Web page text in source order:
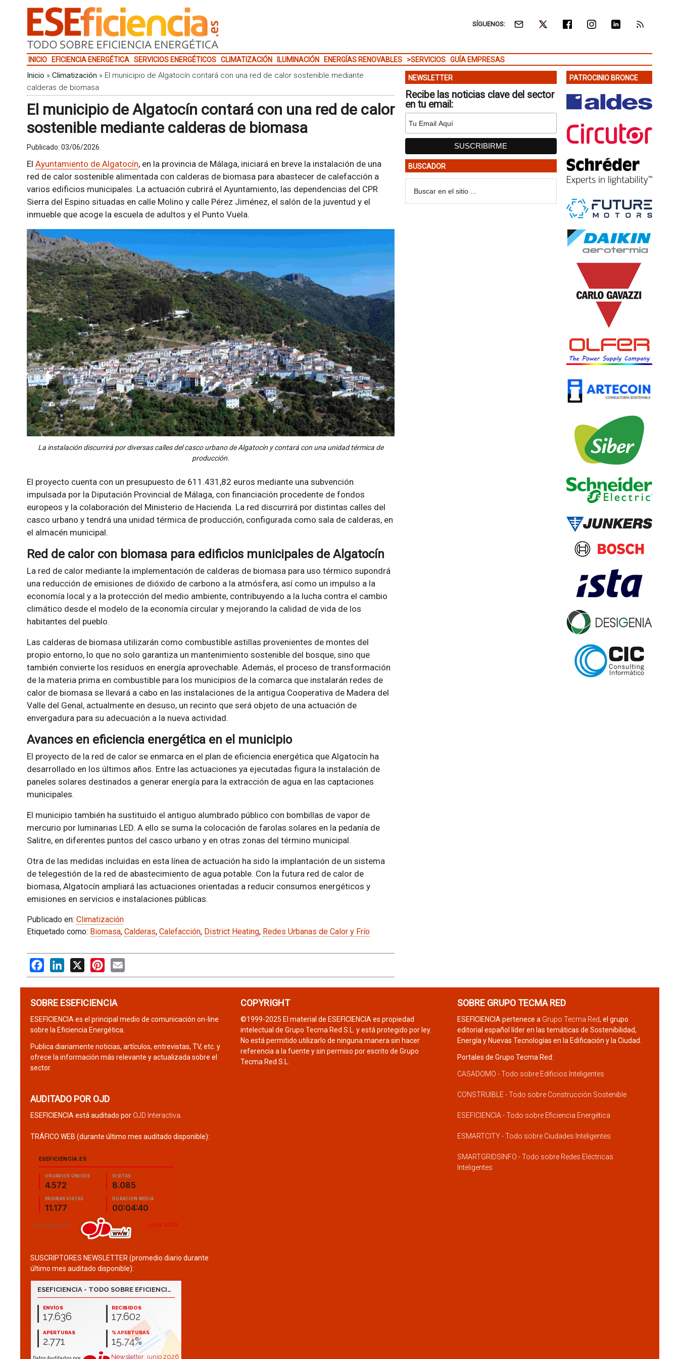
SÍGUENOS:
INICIO EFICIENCIA ENERGÉTICA SERVICIOS ENERGÉTICOS CLIMATIZACIÓN ILUMINACIÓN ENERGÍAS RENOVABLES >SERVICIOS GUÍA EMPRESAS
Inicio » Climatización » El municipio de Algatocín contará con una red de calor sostenible mediante
calderas de biomasa
El municipio de Algatocín contará con una red de calor
sostenible mediante calderas de biomasa
Publicado: 03/06/2026
El Ayuntamiento de Algatocín, en la provincia de Málaga, iniciará en breve la instalación de una
red de calor sostenible alimentada con calderas de biomasa para abastecer de calefacción a
varios edificios municipales. La actuación cubrirá el Ayuntamiento, las dependencias del CPR
Sierra del Espino situadas en calle Molino y calle Pérez Jiménez, el salón de la juventud y el
inmueble que acoge la escuela de adultos y el Punto Vuela.
La instalación discurrirá por diversas calles del casco urbano de Algatocín y contará con una unidad térmica de
producción.
El proyecto cuenta con un presupuesto de 611.431,82 euros mediante una subvención
impulsada por la Diputación Provincial de Málaga, con financiación procedente de fondos
europeos y la colaboración del Ministerio de Hacienda. La red discurrirá por distintas calles del
casco urbano y tendrá una unidad térmica de producción, configurada como sala de calderas, en
el almacén municipal.
Red de calor con biomasa para edificios municipales de Algatocín
La red de calor mediante la implementación de calderas de biomasa para uso térmico supondrá
una reducción de emisiones de dióxido de carbono a la atmósfera, así como un impulso a la
economía local y a la protección del medio ambiente, contribuyendo a la lucha contra el cambio
climático desde el modelo de la economía circular y mejorando la calidad de vida de los
habitantes del pueblo.
Las calderas de biomasa utilizarán como combustible astillas provenientes de montes del
propio entorno, lo que no solo garantiza un mantenimiento sostenible del bosque, sino que
también convierte los residuos en energía aprovechable. Además, el proceso de transformación
de la materia prima en combustible para los municipios de la comarca que instalarán redes de
calor de biomasa se llevará a cabo en las instalaciones de la antigua Cooperativa de Madera del
Valle del Genal, actualmente en desuso, un recinto que será objeto de una actuación de
envergadura para su adecuación a la nueva actividad.
Avances en eficiencia energética en el municipio
El proyecto de la red de calor se enmarca en el plan de eficiencia energética que Algatocín ha
desarrollado en los últimos años. Entre las actuaciones ya ejecutadas figura la instalación de
paneles solares destinados a generar energía para la extracción de agua en las captaciones
municipales.
El municipio también ha sustituido el antiguo alumbrado público con bombillas de vapor de
mercurio por luminarias LED. A ello se suma la colocación de farolas solares en la pedanía de
Salitre, en diferentes puntos del casco urbano y en otras zonas del término municipal.
Otra de las medidas incluidas en esta línea de actuación ha sido la implantación de un sistema
de telegestión de la red de abastecimiento de agua potable. Con la futura red de calor de
biomasa, Algatocín ampliará las actuaciones orientadas a reducir consumos energéticos y
emisiones en servicios e instalaciones públicas.
Publicado en: Climatización
Etiquetado como: Biomasa, Calderas, Calefacción, District Heating, Redes Urbanas de Calor y Frío
FacebookLinkedIn
X PinterestEmail
NEWSLETTER
Recibe las noticias clave del sector
en tu email:
BUSCADOR
PATROCINIO BRONCE
SOBRE ESEFICIENCIA
ESEFICIENCIA es el principal medio de comunicación on-line
sobre la Eficiencia Energética.
Publica diariamente noticias, artículos, entrevistas, TV, etc. y
ofrece la información más relevante y actualizada sobre el
sector.
AUDITADO POR OJD
ESEFICIENCIA está auditado por OJD Interactiva
TRÁFICO WEB (durante último mes auditado disponible):
SUSCRIPTORES NEWSLETTER (promedio diario durante
último mes auditado disponible):
COPYRIGHT
©1999-2025 El material de ESEFICIENCIA es propiedad
intelectual de Grupo Tecma Red S.L. y está protegido por ley.
No está permitido utilizarlo de ninguna manera sin hacer
referencia a la fuente y sin permiso por escrito de Grupo
Tecma Red S.L.
SOBRE GRUPO TECMA RED
ESEFICIENCIA pertenece a Grupo Tecma Red, el grupo
editorial español líder en las temáticas de Sostenibilidad,
Energía y Nuevas Tecnologías en la Edificación y la Ciudad.
Portales de Grupo Tecma Red:
CASADOMO - Todo sobre Edificios Inteligentes
CONSTRUIBLE - Todo sobre Construcción Sostenible
ESEFICIENCIA - Todo sobre Eficiencia Energética
ESMARTCITY - Todo sobre Ciudades Inteligentes
SMARTGRIDSINFO - Todo sobre Redes Eléctricas
Inteligentes